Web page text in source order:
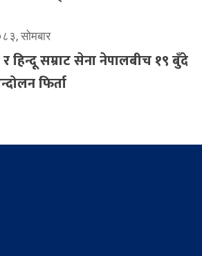
सोमबार
हिन्दू सम्राट सेना नेपालबीच १९ बुँदे
फिर्ता